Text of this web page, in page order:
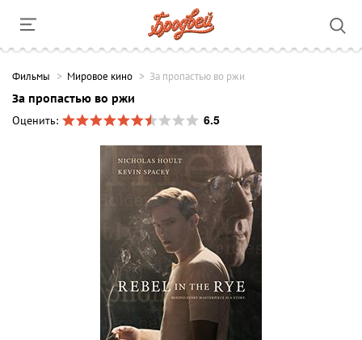
Фильмы Мировое кино За пропастью во ржи
За пропастью во ржи
Оценить:
6.5